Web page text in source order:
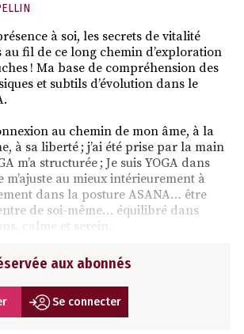
à soi, les secrets de vitalité
au fil de ce long chemin d’exploration
! Ma base de compréhension des
et subtils d’évolution dans le
au chemin de mon âme, à la
à sa liberté ; j’ai été prise par la main
m’a structurée ; Je suis YOGA dans
m’ajuste au mieux intérieurement à
dans la posture ASANA… être
de soi-même… équilibré dans
calme et serein.
aux abonnés
Se connecter